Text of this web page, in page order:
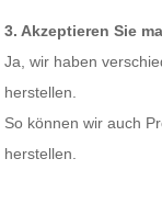
3. Akzeptieren Sie
Ja, wir haben
herstellen.
So können wir auch
herstellen.